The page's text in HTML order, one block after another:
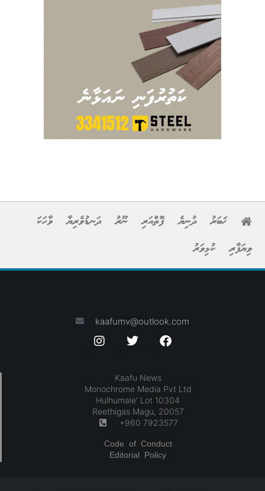
ޚަބަރު ދުނިޔެ ފޮތްއަރި ނޫރު ދަނޑުވެރިޔާ
ވާހަކަ
ވިޔަފާރި
ކުޅިވަރު
kaafumv@outlook.com
Kaafu News
Monochrome Media Pvt Ltd
Hulhumale' Lot 10304
Reethigas Magu, 20057
+960 7923577
Code of Conduct
Editorial Policy